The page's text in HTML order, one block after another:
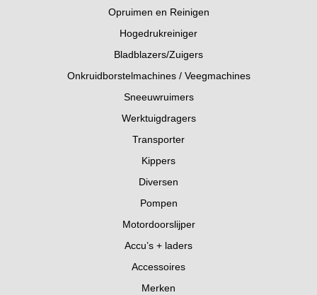
Opruimen en Reinigen
Hogedrukreiniger
Bladblazers/Zuigers
Onkruidborstelmachines / Veegmachines
Sneeuwruimers
Werktuigdragers
Transporter
Kippers
Diversen
Pompen
Motordoorslijper
Accu’s + laders
Accessoires
Merken